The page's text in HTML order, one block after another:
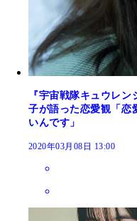
『宇宙戦隊キュウレ
子が語った恋愛観「恋
いんです」
2020年03月08日 13:00